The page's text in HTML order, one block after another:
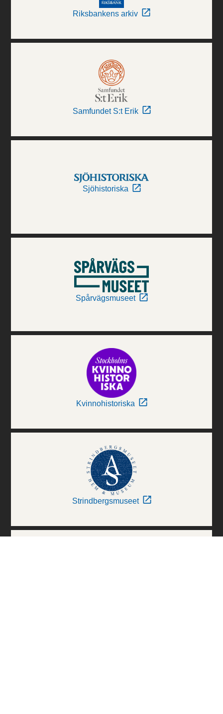
Riksbankens arkiv
Samfundet S:t Erik
Sjöhistoriska
Spårvägsmuseet
Kvinnohistoriska
Strindbergsmuseet